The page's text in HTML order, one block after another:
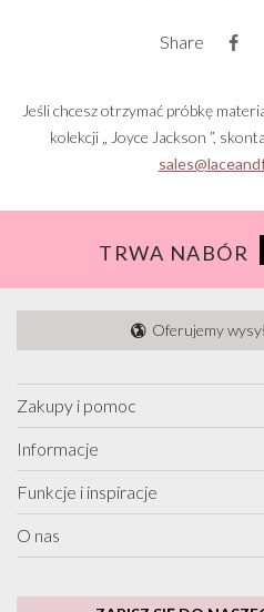
Share
Jeśli chcesz otrzymać próbkę
kolekcji „ Joyce Jackson ”,
TRWA NABÓR
Oferujemy
Zakupy i pomoc
Informacje
Funkcje i inspiracje
O nas